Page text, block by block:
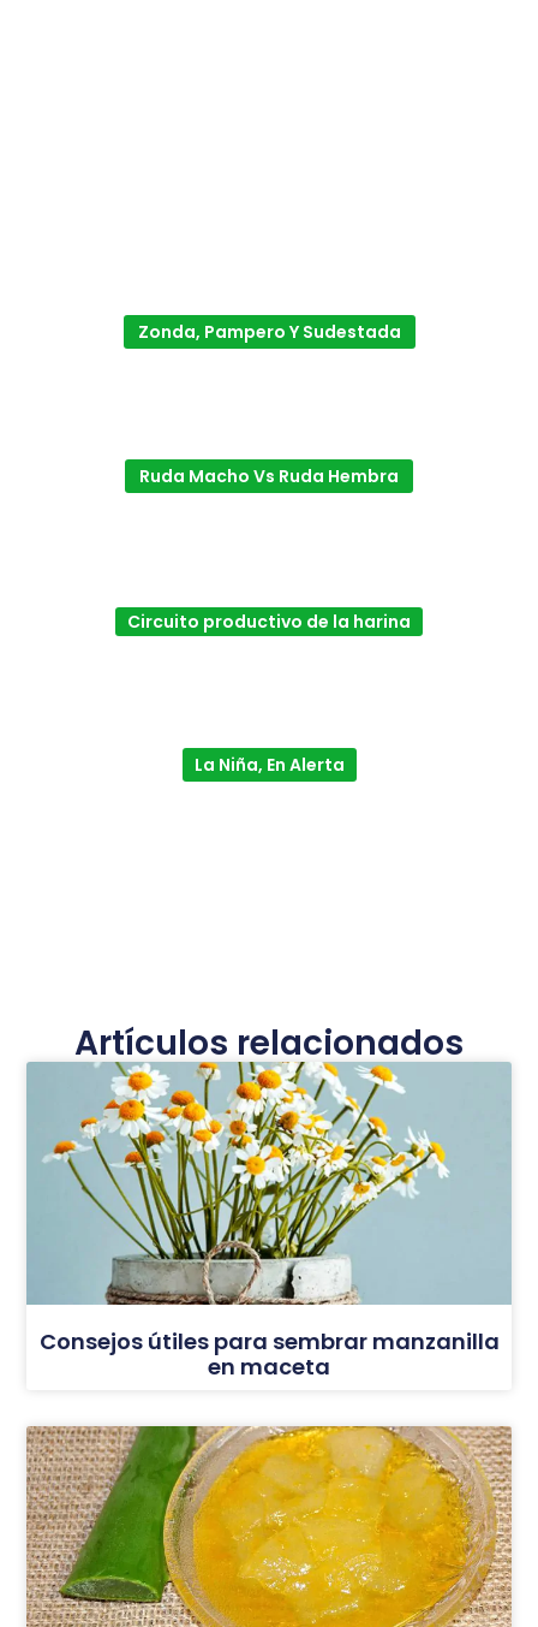
Zonda, Pampero Y Sudestada
Ruda Macho Vs Ruda Hembra
Circuito productivo de la harina
La Niña, En Alerta
Artículos relacionados
Consejos útiles para sembrar manzanilla
en maceta